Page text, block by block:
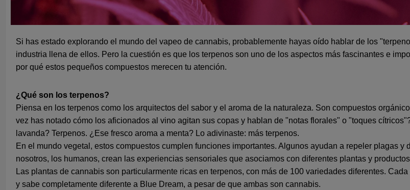
Si has estado explorando el mundo del vapeo de cannabis, probablemente hayas oído hablar de los
industria llena de ellos. Pero la cuestión es que los terpenos son uno de los aspectos más fascinantes e
por qué estos pequeños compuestos merecen tu atención.
¿Qué son los terpenos?
Piensa en los terpenos como los arquitectos del sabor y el aroma de la naturaleza. Son compuestos
vez has notado cómo los aficionados al vino agitan sus copas y hablan de "notas florales" o "toques
lavanda? Terpenos. ¿Ese fresco aroma a menta? Lo adivinaste: más terpenos.
En el mundo vegetal, estos compuestos cumplen funciones importantes. Algunos ayudan a repeler plagas
nosotros, los humanos, crean las experiencias sensoriales que asociamos con diferentes plantas y
Las plantas de cannabis son particularmente ricas en terpenos, con más de 100 variedades diferentes.
y sabe completamente diferente a Blue Dream, a pesar de que ambas son cannabis.